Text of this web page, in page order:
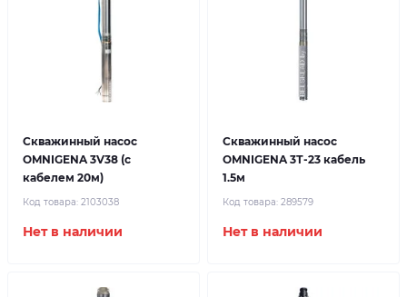
Скважинный насос
OMNIGENA 3V38 (с
кабелем 20м)
Код товара: 2103038
Нет в наличии
Скважинный насос
OMNIGENA 3Т-23 кабель
1.5м
Код товара: 289579
Нет в наличии